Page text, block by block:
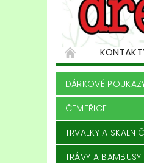
DÁRKOVÉ
ČEMEŘICE
TRVALKY A
TRÁVY A BAMBUSY